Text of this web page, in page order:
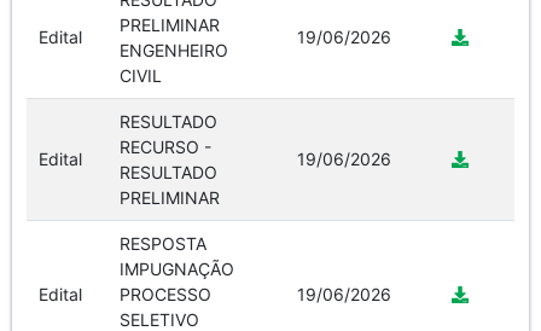
Edital
PRELIMINAR
ENGENHEIRO
CIVIL
19/06/2026
Edital
RESULTADO
RECURSO -
RESULTADO
PRELIMINAR
19/06/2026
Edital
RESPOSTA
IMPUGNAÇÃO
PROCESSO
SELETIVO
19/06/2026